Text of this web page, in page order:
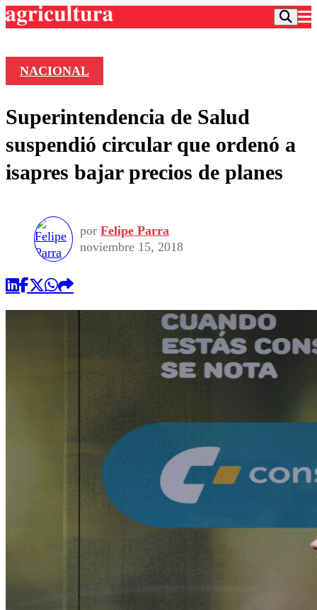
Frecuencias
Agricultura TV
Deportes
Colo Colo
Seleccion Chilena
Torneo Internacional
Entretención
Economía
Internacional
Publicaciones en medios
Opinión
NACIONAL
Superintendencia de Salud
suspendió circular que ordenó a
isapres bajar precios de planes
por Felipe Parra
noviembre 15, 2018